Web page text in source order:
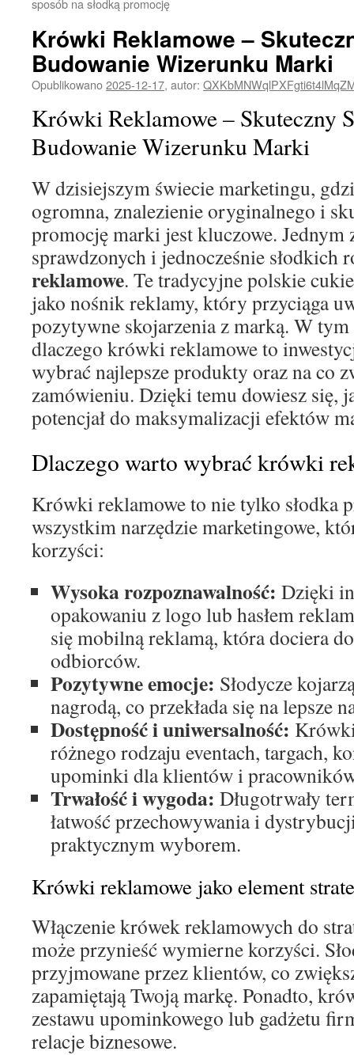
sposób na słodką promocję
Krówki Reklamowe –
Budowanie Wizerunku Marki
Opublikowano2025-12-17, autor:
Krówki Reklamowe – Skuteczny
Budowanie Wizerunku Marki
W dzisiejszym świecie marketingu,
ogromna, znalezienie oryginalnego i
promocję marki jest kluczowe. Jednym
sprawdzonych i jednocześnie słodkich
reklamowe. Te tradycyjne polskie
jako nośnik reklamy, który przyciąga
pozytywne skojarzenia z marką. W
dlaczego krówki reklamowe to
wybrać najlepsze produkty oraz na co
zamówieniu. Dzięki temu dowiesz się,
potencjał do maksymalizacji efektów
Dlaczego warto wybrać krówki
Krówki reklamowe to nie tylko słodka
wszystkim narzędzie marketingowe,
korzyści:
Wysoka rozpoznawalność: Dzięki
opakowaniu z logo lub hasłem
się mobilną reklamą, która dociera
odbiorców.
Pozytywne emocje: Słodycze
nagrodą, co przekłada się na lepsze
Dostępność i uniwersalność:
różnego rodzaju eventach, targach,
upominki dla klientów i
Trwałość i wygoda: Długotrwały
łatwość przechowywania i
praktycznym wyborem.
Krówki reklamowe jako element
Włączenie krówek reklamowych do
może przynieść wymierne korzyści.
przyjmowane przez klientów, co
zapamiętają Twoją markę. Ponadto,
zestawu upominkowego lub gadżetu
relacje biznesowe.